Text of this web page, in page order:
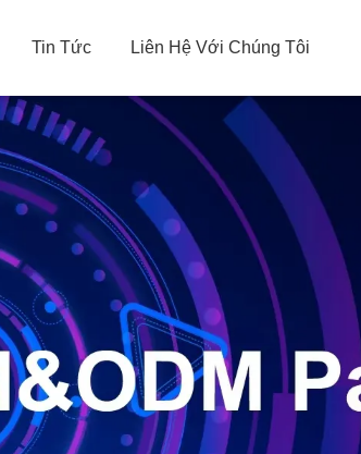
Tin Tức Liên Hệ Với Chúng Tôi